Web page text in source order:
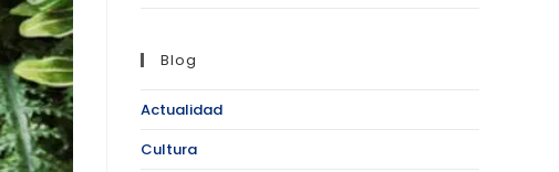
Blog
Actualidad
Cultura